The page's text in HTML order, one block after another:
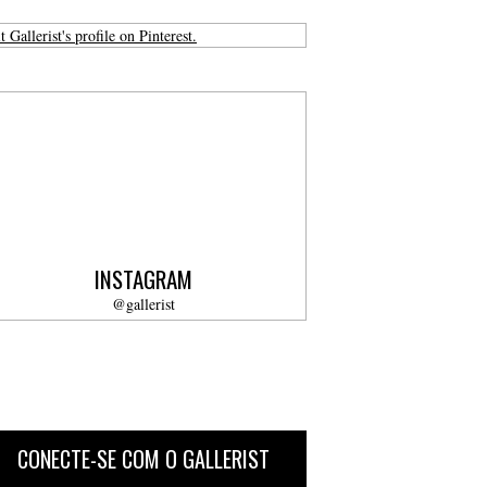
Gallerist's profile on Pinterest.
INSTAGRAM
@gallerist
CONECTE-SE COM O GALLERIST